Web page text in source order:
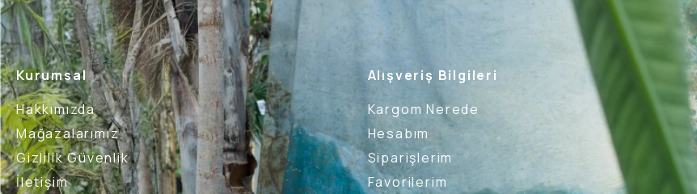
Kurumsal
Hakkımızda
Mağazalarımız
Gizlilik Güvenlik
İletişim
Alışveriş Bilgileri
Kargom Nerede
Hesabım
Siparişlerim
Favorilerim